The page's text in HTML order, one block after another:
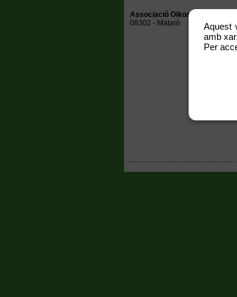
Associació Oikos Ambiental
08302 - Mataró
Aquest
amb
Per